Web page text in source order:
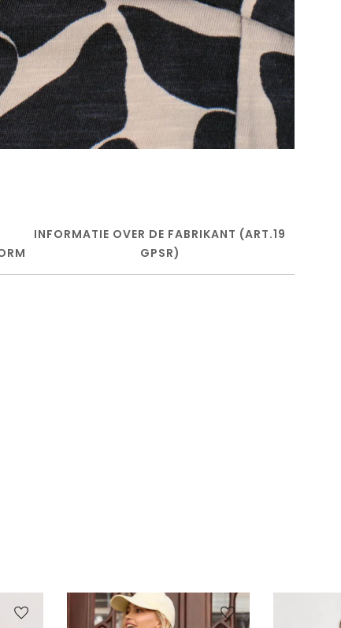
INFORMATIE OVER DE FABRIKANT (ART.19
GPSR)